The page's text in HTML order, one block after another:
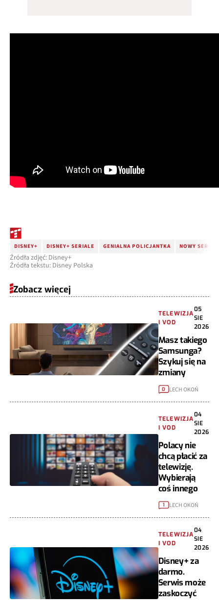
DISNEY+ DISNEY+ SERIALE GENIALNA POLICJANTKA NOWY SERIAL
Źródła zdjęć: Disney+
Źródła tekstu: Disney Polska
Zobacz więcej
TELEWIZJA
I VOD
05
SIE
2026
Masz takiego
Samsunga?
Szykuj się na
zmiany
0 LECH OKOŃ
TELEWIZJA
I VOD
04
SIE
2026
Polacy nie
chcą płacić za
telewizję.
Wybierają
coś innego
1 LECH OKOŃ
TELEWIZJA
I VOD
04
SIE
2026
Disney+ za
darmo.
Serwis może
zaskoczyć